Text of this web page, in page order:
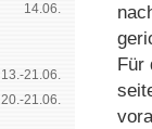
14.06.
13.-21.06.
20.-21.06.
Für